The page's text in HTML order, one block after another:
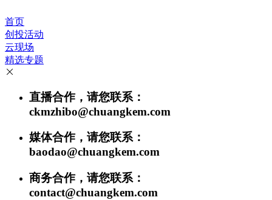
首页
创投活动
云现场
精选专题
直播合作，请您联系：
ckmzhibo@chuangkem.com
媒体合作，请您联系：
baodao@chuangkem.com
商务合作，请您联系：
contact@chuangkem.com